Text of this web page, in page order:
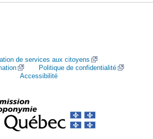
de services aux citoyens
Politique de confidentialité
Accessibilité